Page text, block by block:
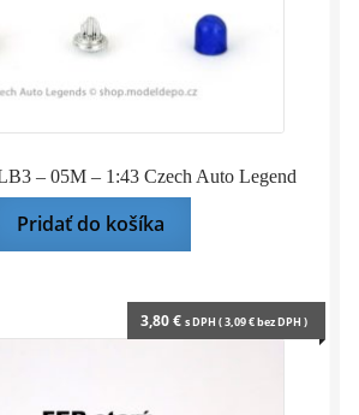
– 05M – 1:43 Czech Auto Legend
Pridať do košíka
3,80€ s DPH (3,09€bez DPH )